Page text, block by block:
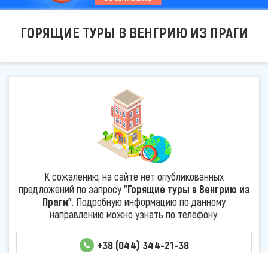
ГОРЯЩИЕ ТУРЫ В ВЕНГРИЮ ИЗ ПРАГИ
К сожалению, на сайте нет опубликованных
предложений по запросу"Горящие туры в Венгрию из
Праги". Подробную информацию по данному
направлению можно узнать по телефону:
+38 (044) 344-21-38